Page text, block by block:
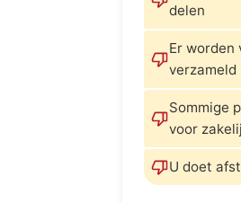
delen
Er worden
verzameld
Sommige
voor
U doet